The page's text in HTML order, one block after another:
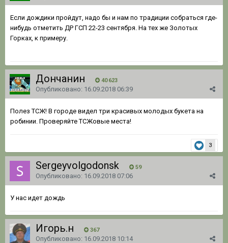
Если дождики пройдут, надо бы и нам по традиции собраться где-
нибудь отметить ДР ГСП 22-23 сентября. На тех же Золотых
Горках, к примеру.
Дончанин 40 623
Опубликовано: 16.09.2018 06:39
Полез ТСЖ! В городе видел три красивых молодых букета на
робинии. Проверяйте ТСЖовые места!
3
Sergeyvolgodonsk 59
Опубликовано: 16.09.2018 07:06
У нас идет дождь
Игорь.н 367
Опубликовано: 16.09.2018 10:14